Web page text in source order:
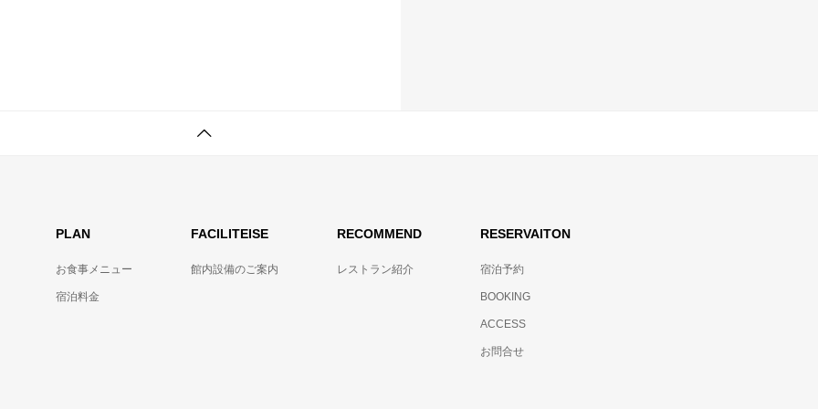
PLAN
お食事メニュー
宿泊料金
FACILITEISE
館内設備のご案内
RECOMMEND
レストラン紹介
RESERVAITON
宿泊予約
BOOKING
ACCESS
お問合せ